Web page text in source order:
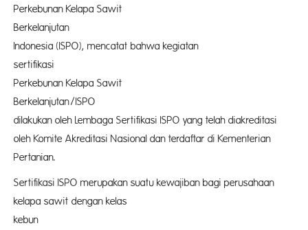
Perkebunan Kelapa Sawit
Indonesia (ISPO), mencatat bahwa kegiatan
Perkebunan Kelapa Sawit
dilakukan oleh Lembaga Sertifikasi ISPO yang telah diakreditasi
oleh Komite Akreditasi Nasional dan terdaftar di Kementerian
Sertifikasi ISPO merupakan suatu kewajiban bagi perusahaan
kelapa sawit dengan kelas